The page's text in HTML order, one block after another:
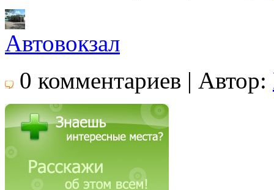
Автовокзал
0 комментариев | Автор: